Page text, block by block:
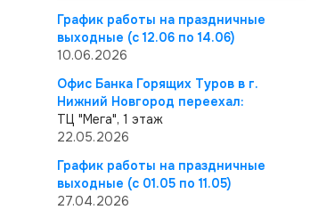
График работы на праздничные
выходные (с 12.06 по 14.06)
10.06.2026
Офис Банка Горящих Туров в г.
Нижний Новгород переехал:
ТЦ "Мега", 1 этаж
22.05.2026
График работы на праздничные
выходные (с 01.05 по 11.05)
27.04.2026